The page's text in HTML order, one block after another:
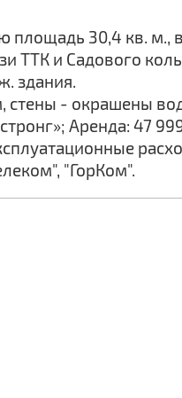
площадь 30,4 кв. м.,
ТТК и Садового
здания.
стены - окрашены
Аренда: 47
"ГорКом".